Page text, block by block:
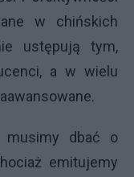
w chińskich
ustępują tym,
a w wielu
musimy dbać o
emitujemy